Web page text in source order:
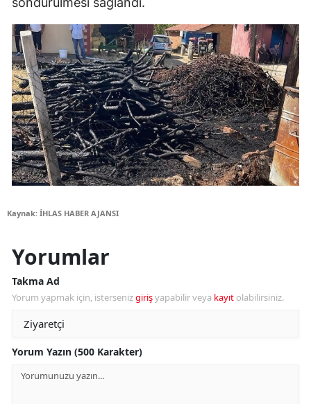
Kaynak: İHLAS HABER AJANSI
Yorumlar
Takma Ad
Yorum yapmak için, istersenizgirişyapabilir veya kayıt olabilirsiniz.
Yorum Yazın (500 Karakter)